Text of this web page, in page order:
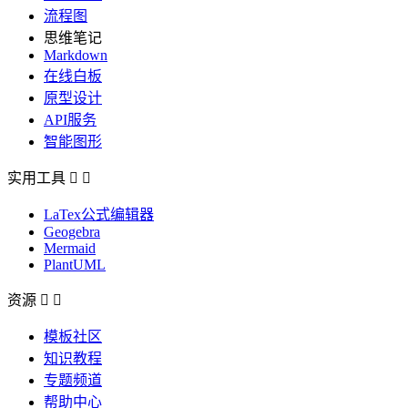
流程图
思维笔记
Markdown
在线白板
原型设计
API服务
智能图形
实用工具  
LaTex公式编辑器
Geogebra
Mermaid
PlantUML
资源  
模板社区
知识教程
专题频道
帮助中心